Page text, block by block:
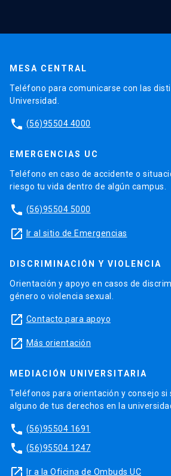
MESA CENTRAL
Teléfono para comunicarse con las
Universidad.
phone (56)95504 4000
EMERGENCIAS UC
Teléfono en caso de accidente o
riesgo tu vida dentro de algún campus.
phone (56)95504 5000
launch Ir al sitio de Emergencias
DISCRIMINACIÓN Y VIOLENCIA
Orientación y apoyo en casos de
género o violencia sexual.
launch Contacto para apoyo
launch Más orientación
MEDIACIÓN UNIVERSITARIA
Teléfonos para orientación y consejo si
alguno de tus derechos en la
phone (56)95504 1691
phone (56)95504 1247
launch Ir a la Oficina de Ombuds UC